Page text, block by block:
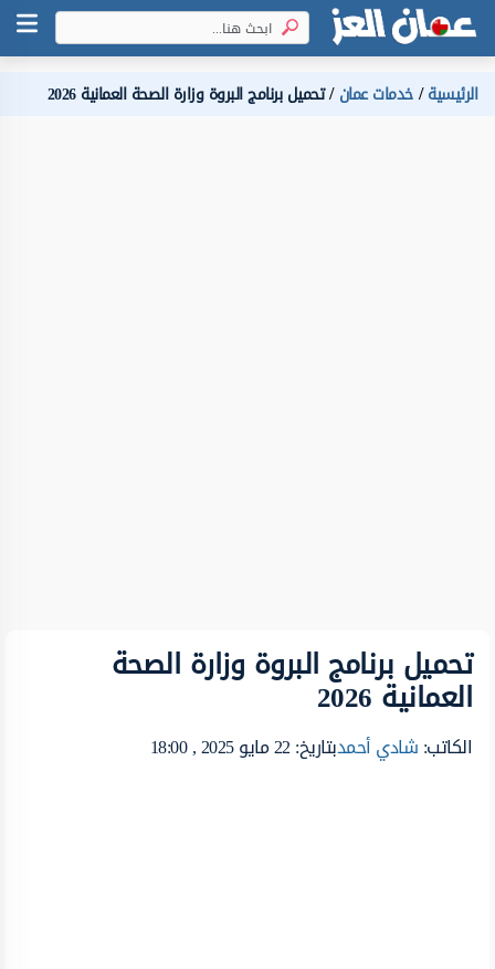
الرئيسية خدمات عمان تحميل برنامج البروة وزارة الصحة العمانية 2026
تحميل برنامج البروة وزارة الصحة
العمانية 2026
الكاتب:شادي أحمدبتاريخ: 22 مايو 2025 , 18:00